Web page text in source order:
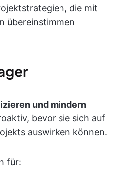
die mit
übereinstimmen
und mindern
bevor sie sich auf
auswirken können.
für: